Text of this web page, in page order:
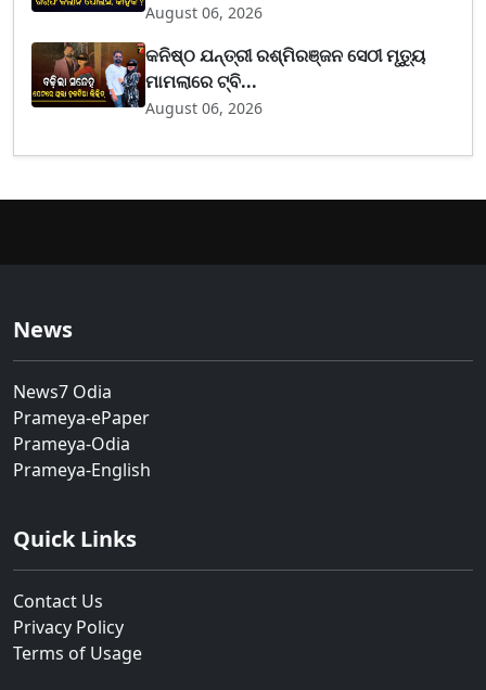
August 06, 2026
କନିଷ୍ଠ ଯନ୍ତ୍ରୀ ରଶ୍ମିରଞ୍ଜନ ସେଠୀ ମୃତ୍ୟୁ
ମାମଲାରେ ଟ୍ବି...
August 06, 2026
News
News7 Odia
Prameya-ePaper
Prameya-Odia
Prameya-English
Quick Links
Contact Us
Privacy Policy
Terms of Usage